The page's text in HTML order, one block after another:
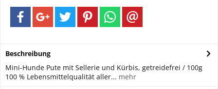
Beschreibung
Mini-Hunde Pute mit Sellerie und Kürbis, getreidefrei / 100g
100 % Lebensmittelqualität aller... mehr